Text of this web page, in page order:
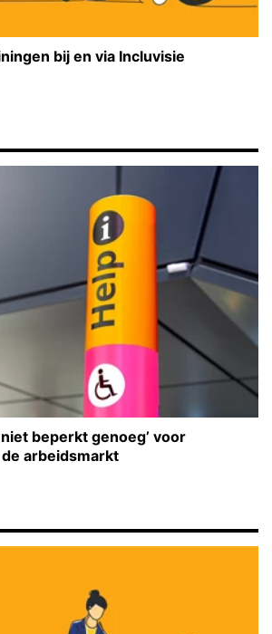
bij en via Incluvisie
beperkt genoeg’ voor
arbeidsmarkt